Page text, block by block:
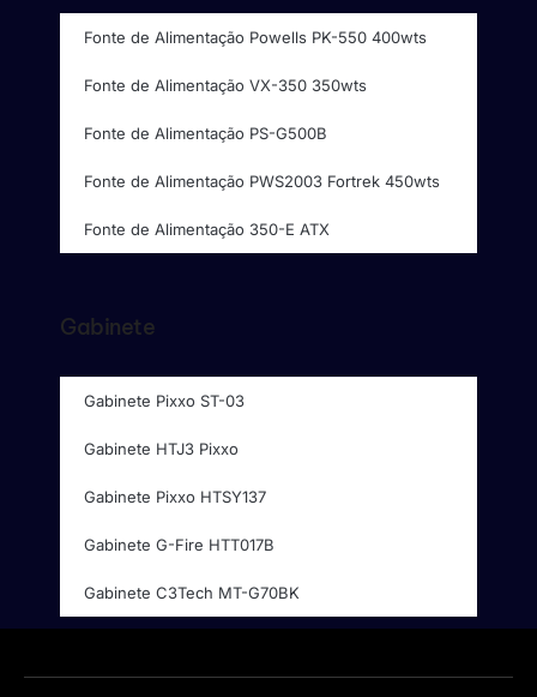
Fonte de Alimentação Powells PK-550 400wts
Fonte de Alimentação VX-350 350wts
Fonte de Alimentação PS-G500B
Fonte de Alimentação PWS2003 Fortrek 450wts
Fonte de Alimentação 350-E ATX
Gabinete
Gabinete Pixxo ST-03
Gabinete HTJ3 Pixxo
Gabinete Pixxo HTSY137
Gabinete G-Fire HTT017B
Gabinete C3Tech MT-G70BK